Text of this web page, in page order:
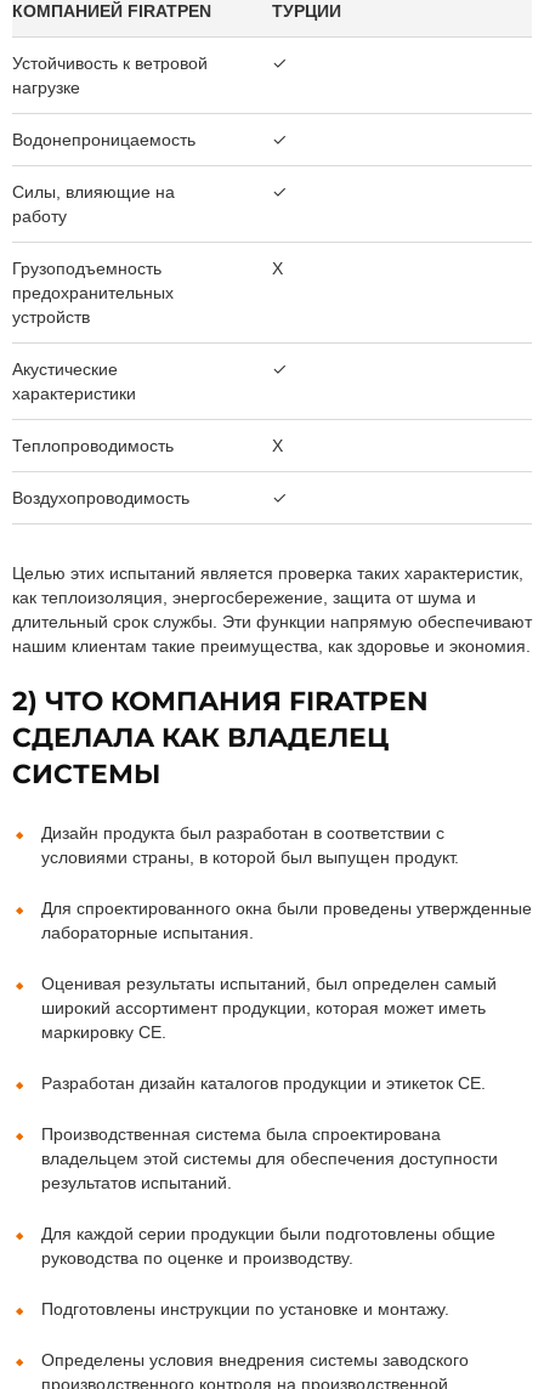
КОМПАНИЕЙ FIRATPEN
ТУРЦИИ
Устойчивость к ветровой
нагрузке
✓
Водонепроницаемость ✓
Силы, влияющие на
работу
✓
Грузоподъемность
предохранительных
устройств
X
Акустические
характеристики
✓
Теплопроводимость X
Воздухопроводимость ✓
Целью этих испытаний является проверка таких характеристик,
как теплоизоляция, энергосбережение, защита от шума и
длительный срок службы. Эти функции напрямую обеспечивают
нашим клиентам такие преимущества, как здоровье и экономия.
2) ЧТО КОМПАНИЯ FIRATPEN
СДЕЛАЛА КАК ВЛАДЕЛЕЦ
СИСТЕМЫ
Дизайн продукта был разработан в соответствии с
условиями страны, в которой был выпущен продукт.
Для спроектированного окна были проведены утвержденные
лабораторные испытания.
Оценивая результаты испытаний, был определен самый
широкий ассортимент продукции, которая может иметь
маркировку CE.
Разработан дизайн каталогов продукции и этикеток CE.
Производственная система была спроектирована
владельцем этой системы для обеспечения доступности
результатов испытаний.
Для каждой серии продукции были подготовлены общие
руководства по оценке и производству.
Подготовлены инструкции по установке и монтажу.
Определены условия внедрения системы заводского
производственного контроля на производственной